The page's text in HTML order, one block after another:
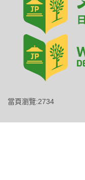
當頁瀏覽:2734